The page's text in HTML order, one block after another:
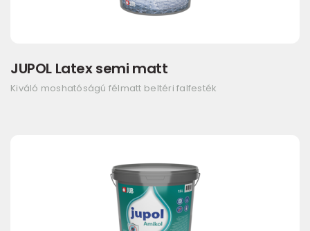
JUPOL Latex semi matt
Kiváló moshatóságú félmatt beltéri falfesték